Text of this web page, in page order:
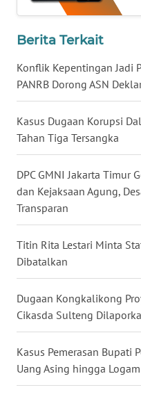
Berita Terkait
Konflik Kepentingan Jadi
PANRB Dorong ASN
Kasus Dugaan Korupsi
Tahan Tiga Tersangka
DPC GMNI Jakarta Timur
dan Kejaksaan Agung,
Transparan
Titin Rita Lestari Minta
Dibatalkan
Dugaan Kongkalikong
Cikasda Sulteng
Kasus Pemerasan Bupati
Uang Asing hingga
WN
BABEL
WN
SUMBAR
WN
SUMSEL
WN
BENGKULU
WN
LAMPUNG
WN
JATENG
WN